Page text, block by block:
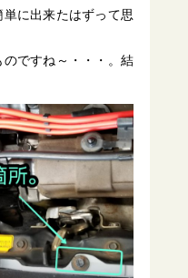
に出来たはずって思
ですね～・・・。結